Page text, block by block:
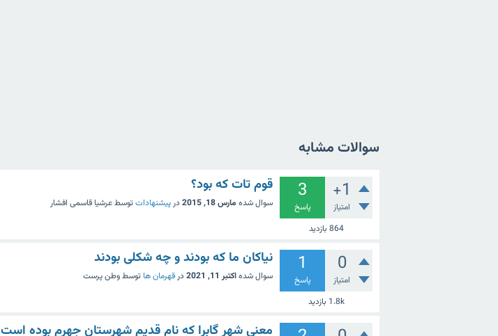
سوالات مشابه
+1
امتیاز
3
پاسخ
864 بازدید
قوم تات که بود؟
سوال شده مارس 18, 2015 در پیشنهادات توسطعرشیا قاسمی افشار
0
امتیاز
1
پاسخ
1.8k بازدید
نیاکان ما که بودند و چه شکلی بودند
سوال شدهاکتبر 11, 2021 در قهرمان ها توسطوطن پرست
معنی شهر گابرا که نام قدیم شهرستان جهرم بوده است